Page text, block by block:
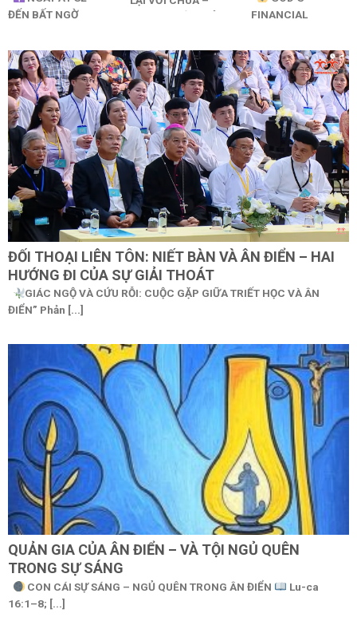
ĐẾN BẤT NGỜ
17:26–37) Khi
Chúa Giê-su [...]
[...]
FINANCIAL
“Anh em không thể
phục vụ Thiên
Chúa và tiền [...]
ĐỐI THOẠI LIÊN TÔN: NIẾT BÀN VÀ ÂN ĐIỂN – HAI
HƯỚNG ĐI CỦA SỰ GIẢI THOÁT
GIÁC NGỘ VÀ CỨU RỖI: CUỘC GẶP GIỮA TRIẾT HỌC VÀ ÂN
ĐIỂN” Phản [...]
QUẢN GIA CỦA ÂN ĐIỂN – VÀ TỘI NGỦ QUÊN
TRONG SỰ SÁNG
CON CÁI SỰ SÁNG – NGỦ QUÊN TRONG ÂN ĐIỂN
Lu-ca
16:1–8; [...]